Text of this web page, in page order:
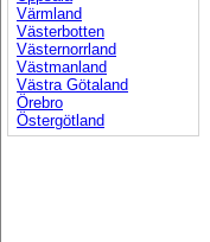
Värmland
Västerbotten
Västernorrland
Västmanland
Västra Götaland
Örebro
Östergötland